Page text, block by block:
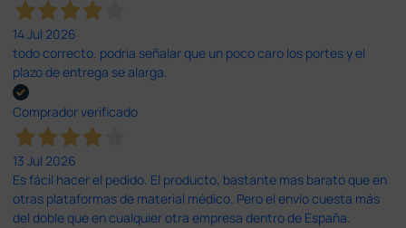
14 Jul 2026
todo correcto. podria señalar que un poco caro los portes y el
plazo de entrega se alarga.
Comprador verificado
13 Jul 2026
Es fácil hacer el pedido. El producto, bastante mas barato que en
otras plataformas de material médico. Pero el envío cuesta más
del doble que en cualquier otra empresa dentro de España.